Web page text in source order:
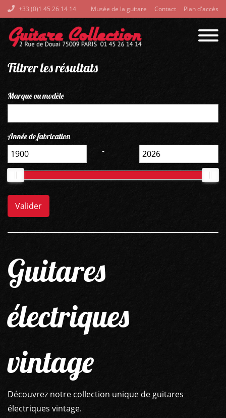
+33 (0)1 45 26 14 14 Musée de la guitare Contact Plan d'accès
Guitares
électriques
vintage
Découvrez notre collection unique de guitares
électriques vintage.
Filtrer les résultats
Marque ou modèle
Année de fabrication
-
Valider